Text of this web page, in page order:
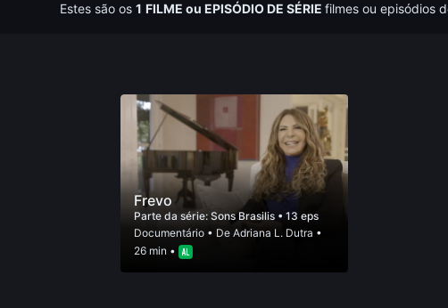
Estes são os1 FILMEou EPISÓDIO DE SÉRIEfilmes ou episódios
Frevo
Parte da série: Sons Brasilis • 13 eps
Documentário• De Adriana L. Dutra •
26 min •